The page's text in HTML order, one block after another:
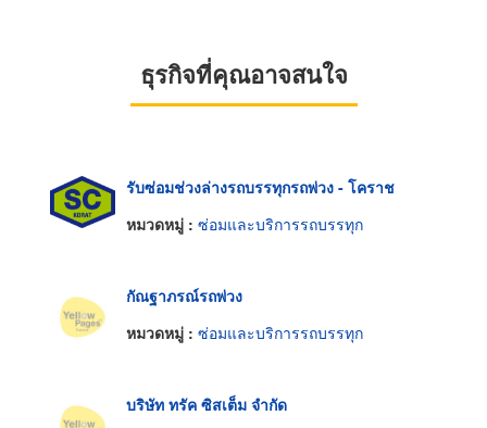
ธุรกิจที่คุณอาจสนใจ
รับซ่อมช่วงล่างรถบรรทุกรถพ่วง - โคราช
หมวดหมู่ : ซ่อมและบริการรถบรรทุก
กัณฐาภรณ์รถพ่วง
หมวดหมู่ : ซ่อมและบริการรถบรรทุก
บริษัท ทรัค ซิสเต็ม จำกัด